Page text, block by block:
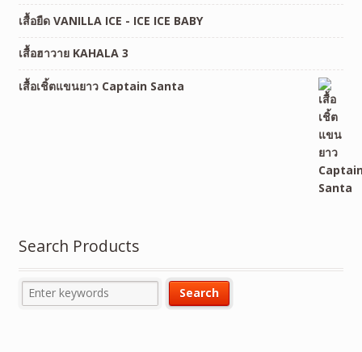
เสื้อยืด VANILLA ICE - ICE ICE BABY
เสื้อฮาวาย KAHALA 3
เสื้อเชิ้ตแขนยาว Captain Santa
Search Products